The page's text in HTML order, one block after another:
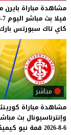
مشاهدة مباراة بايرن
فيلا بث مباشر اليوم 7-8-2026
كاي تاك سبورتس بارك
مباشر
مشاهدة مباراة
وإنترناسيونال بث
6-8-2026
قمة نيو